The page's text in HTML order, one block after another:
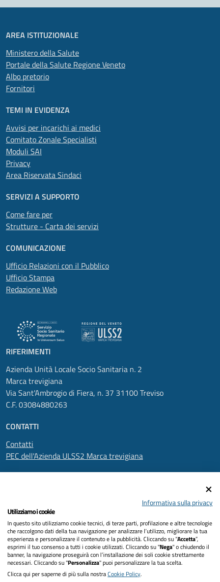
AREA ISTITUZIONALE
Ministero della Salute
Portale della Salute Regione Veneto
Albo pretorio
Fornitori
TEMI IN EVIDENZA
Avvisi per incarichi ai medici
Comitato Zonale Specialisti
Moduli SAI
Privacy
Area Riservata Sindaci
SERVIZI A SUPPORTO
Come fare per
Strutture - Carta dei servizi
COMUNICAZIONE
Ufficio Relazioni con il Pubblico
Ufficio Stampa
Redazione Web
RIFERIMENTI
Azienda Unità Locale Socio Sanitaria n. 2
Marca trevigiana
Via Sant'Ambrogio di Fiera, n. 37 31100 Treviso
C.F. 03084880263
CONTATTI
Contatti
PEC dell'Azienda ULSS2 Marca trevigiana
Informativa privacy
Dichiarazione di accessibilità
Note legali
Informativa sulla privacy
Utilizziamo i cookie
In questo sito utilizziamo cookie tecnici, di terze parti, profilazione e altre tecnologie
che raccolgono dati della tua navigazione per analizzare l’utilizzo, migliorare la tua
esperienza e personalizzare il contenuto e la pubblicità. Cliccando su “Accetta”,
esprimi il tuo consenso a tutti i cookie utilizzati. Cliccando su "Nega" o chiudendo il
banner, la navigazione proseguirà con l’installazione dei soli cookie strettamente
necessari. Cliccando su "Personalizza" puoi personalizzare la tua scelta.
Clicca qui per saperne di più sulla nostraCookie Policy.